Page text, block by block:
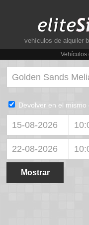
vehículos de alquiler
Vehículos
Devolver en el mismo